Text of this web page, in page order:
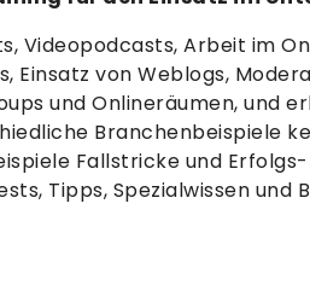
Videopodcasts, Arbeit im
Einsatz von Weblogs,
und Onlineräumen, und
Branchenbeispiele
Fallstricke und
Tipps, Spezialwissen